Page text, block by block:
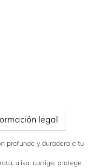
profunda y duradera a tu
alisa, corrige, protege
legal